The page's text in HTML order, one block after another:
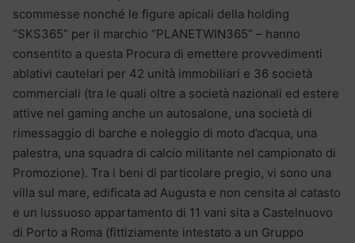
scommesse nonché le figure apicali della holding
“SKS365” per il marchio “PLANETWIN365” – hanno
consentito a questa Procura di emettere provvedimenti
ablativi cautelari per 42 unità immobiliari e 36 società
commerciali (tra le quali oltre a società nazionali ed estere
attive nel gaming anche un autosalone, una società di
rimessaggio di barche e noleggio di moto d’acqua, una
palestra, una squadra di calcio militante nel campionato di
Promozione). Tra i beni di particolare pregio, vi sono una
villa sul mare, edificata ad Augusta e non censita al catasto
e un lussuoso appartamento di 11 vani sita a Castelnuovo
di Porto a Roma (fittiziamente intestato a un Gruppo